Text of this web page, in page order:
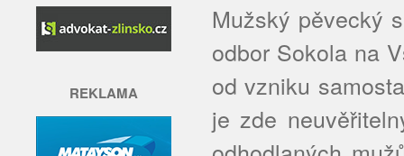
REKLAMA
Mužský pěvecký
odbor Sokola na
od vzniku
je zde